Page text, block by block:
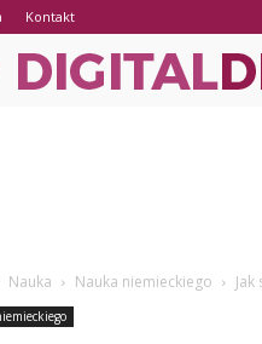
Kontakt
Nauka Nauka niemieckiego